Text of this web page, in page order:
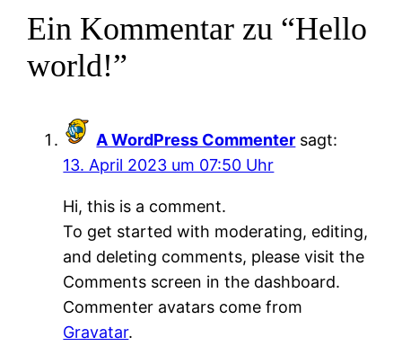
Ein Kommentar zu “Hello
world!”
A WordPress Commenter sagt:
13. April 2023 um 07:50 Uhr
Hi, this is a comment.
To get started with moderating, editing,
and deleting comments, please visit the
Comments screen in the dashboard.
Commenter avatars come from
Gravatar.